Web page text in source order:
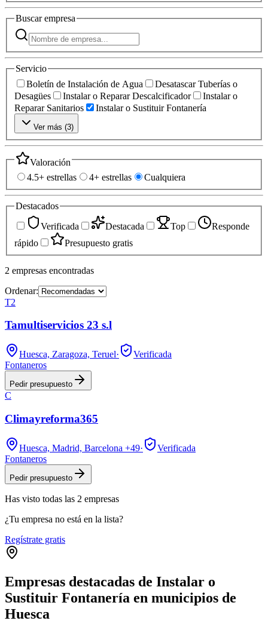
Buscarempresa
Servicio
Boletín de Instalación de Agua
Desatascar Tuberías o
Desagües
Instalar o Reparar Descalcificador
Instalar o
Reparar Sanitarios
Instalar o Sustituir Fontanería
Ver más (3)
Valoración
4.5+ estrellas
4+ estrellas Cualquiera
Destacados
Verificada
Destacada Top
Responde
rápido
Presupuesto gratis
2 empresas encontradas
Ordenar:
T2
Tamultiservicios 23 s.l
Huesca, Zaragoza, Teruel·
Verificada
Fontaneros
Pedir presupuesto
C
Climayreforma365
Huesca, Madrid, Barcelona +49·
Verificada
Fontaneros
Pedir presupuesto
Has visto todas las 2 empresas
¿Tu empresa no está en la lista?
Regístrate gratis
Empresas destacadas de Instalar o
Sustituir Fontanería en municipios de
Huesca